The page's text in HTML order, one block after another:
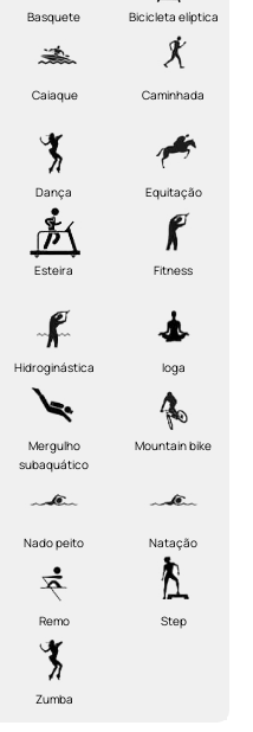
Basquete Bicicleta elíptica
Caiaque Caminhada
Dança Equitação
Esteira Fitness
Hidroginástica Ioga
Mergulho
subaquático
Mountain bike
Nado peito Natação
Remo Step
Zumba